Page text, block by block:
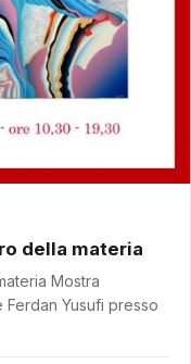
della materia
Mostra
Yusufi presso